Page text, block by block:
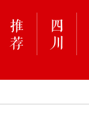
在海上发射
雪”不实（
指南请收好